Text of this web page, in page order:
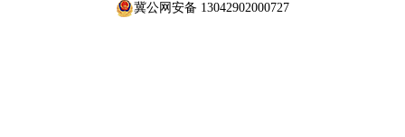
冀公网安备 13042902000727